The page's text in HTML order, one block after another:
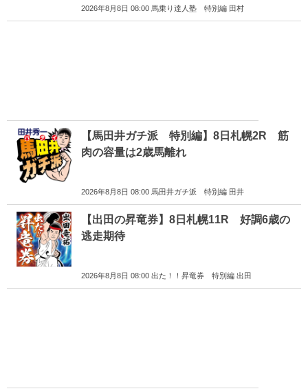
2026年8月8日 08:00 馬乗り達人塾 特別編 田村
【馬田井ガチ派 特別編】8日札幌2R 筋
肉の容量は2歳馬離れ
2026年8月8日 08:00 馬田井ガチ派 特別編 田井
【出田の昇竜券】8日札幌11R 好調6歳の
逃走期待
2026年8月8日 08:00 出た！！昇竜券 特別編 出田